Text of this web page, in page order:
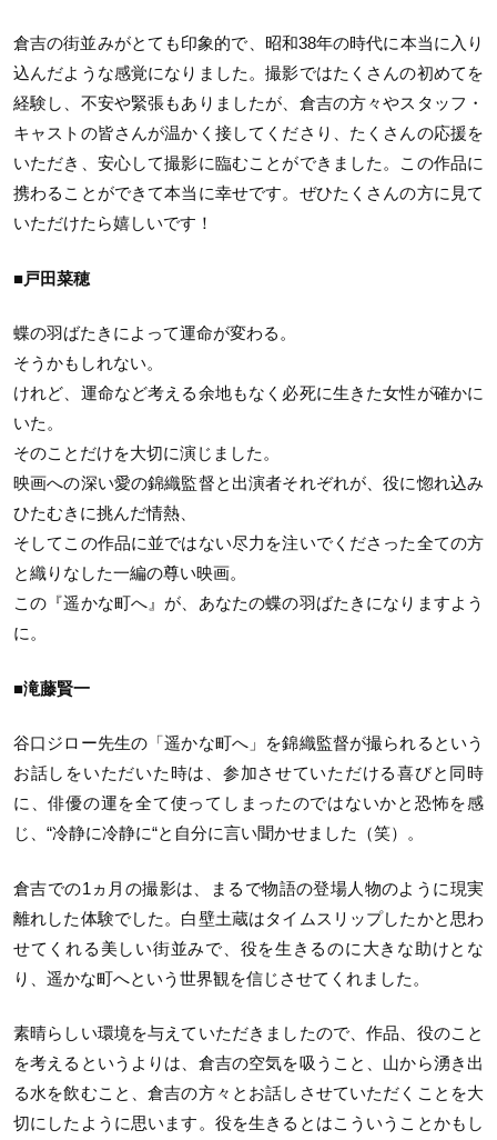
倉吉の街並みがとても印象的で、昭和38年の時代に本当に入り
込んだような感覚になりました。撮影ではたくさんの初めてを
経験し、不安や緊張もありましたが、倉吉の方々やスタッフ・
キャストの皆さんが温かく接してくださり、たくさんの応援を
いただき、安心して撮影に臨むことができました。この作品に
携わることができて本当に幸せです。ぜひたくさんの方に見て
いただけたら嬉しいです！
■戸田菜穂
蝶の羽ばたきによって運命が変わる。
そうかもしれない。
けれど、運命など考える余地もなく必死に生きた女性が確かに
いた。
そのことだけを大切に演じました。
映画への深い愛の錦織監督と出演者それぞれが、役に惚れ込み
ひたむきに挑んだ情熱、
そしてこの作品に並ではない尽力を注いでくださった全ての方
と織りなした一編の尊い映画。
この『遥かな町へ』が、あなたの蝶の羽ばたきになりますよう
に。
■滝藤賢一
谷口ジロー先生の「遥かな町へ」を錦織監督が撮られるという
お話しをいただいた時は、参加させていただける喜びと同時
に、俳優の運を全て使ってしまったのではないかと恐怖を感
じ、“冷静に冷静に“と自分に言い聞かせました（笑）。
倉吉での1ヵ月の撮影は、まるで物語の登場人物のように現実
離れした体験でした。白壁土蔵はタイムスリップしたかと思わ
せてくれる美しい街並みで、役を生きるのに大きな助けとな
り、遥かな町へという世界観を信じさせてくれました。
素晴らしい環境を与えていただきましたので、作品、役のこと
を考えるというよりは、倉吉の空気を吸うこと、山から湧き出
る水を飲むこと、倉吉の方々とお話しさせていただくことを大
切にしたように思います。役を生きるとはこういうことかもし